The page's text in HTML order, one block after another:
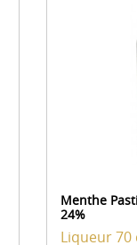
Menthe
24%
Liqueur70